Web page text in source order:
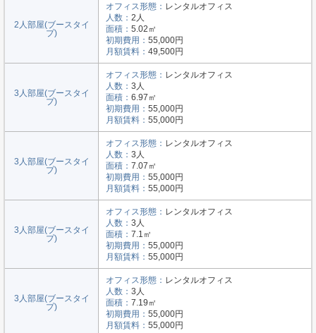
2人部屋(ブースタイ
プ)
オフィス形態： レンタルオフィス
人数： 2人
面積： 5.02㎡
初期費用： 55,000円
月額賃料： 49,500円
3人部屋(ブースタイ
プ)
オフィス形態： レンタルオフィス
人数： 3人
面積： 6.97㎡
初期費用： 55,000円
月額賃料： 55,000円
3人部屋(ブースタイ
プ)
オフィス形態： レンタルオフィス
人数： 3人
面積： 7.07㎡
初期費用： 55,000円
月額賃料： 55,000円
3人部屋(ブースタイ
プ)
オフィス形態： レンタルオフィス
人数： 3人
面積： 7.1㎡
初期費用： 55,000円
月額賃料： 55,000円
3人部屋(ブースタイ
プ)
オフィス形態： レンタルオフィス
人数： 3人
面積： 7.19㎡
初期費用： 55,000円
月額賃料： 55,000円